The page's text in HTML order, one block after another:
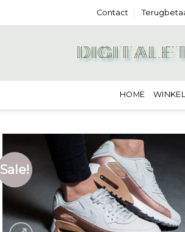
Contact
HOME WINKEL
Sale!